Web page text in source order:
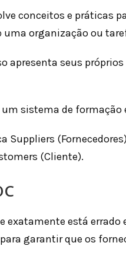
conceitos e práticas
organização ou
apresenta seus
sistema de formação
Suppliers
(Cliente).
exatamente está
garantir que os